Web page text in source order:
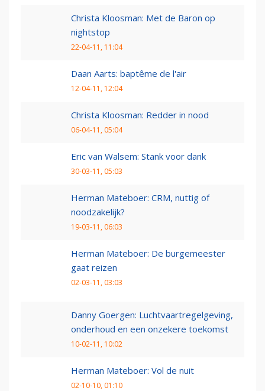
Christa Kloosman: Met de Baron op
nightstop
22-04-11, 11:04
Daan Aarts: baptême de l'air
12-04-11, 12:04
Christa Kloosman: Redder in nood
06-04-11, 05:04
Eric van Walsem: Stank voor dank
30-03-11, 05:03
Herman Mateboer: CRM, nuttig of
noodzakelijk?
19-03-11, 06:03
Herman Mateboer: De burgemeester
gaat reizen
02-03-11, 03:03
Danny Goergen: Luchtvaartregelgeving,
onderhoud en een onzekere toekomst
10-02-11, 10:02
Herman Mateboer: Vol de nuit
02-10-10, 01:10